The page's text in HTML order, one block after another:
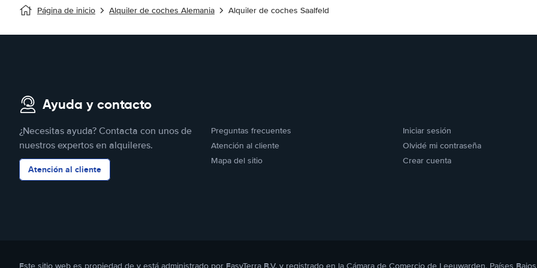
Página de inicio Alquiler de coches Alemania Alquiler de coches Saalfeld
Ayuda y contacto
¿Necesitas ayuda? Contacta con unos de
nuestros expertos en alquileres.
Atención al cliente
Preguntas frecuentes
Atención al cliente
Mapa del sitio
Iniciar sesión
Olvidé mi contraseña
Crear cuenta
Este sitio web es propiedad de y está administrado por EasyTerra B.V. y registrado en la Cámara de Comercio de Leeuwarden, Países